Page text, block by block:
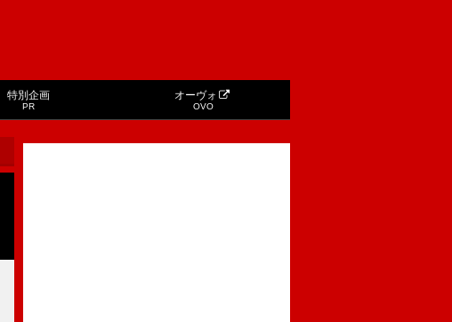
特別企画
PR
オーヴォ
OVO